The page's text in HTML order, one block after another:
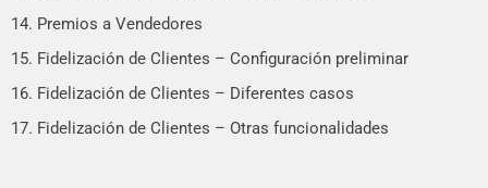
14. Premios a Vendedores
15. Fidelización de Clientes – Configuración preliminar
16. Fidelización de Clientes – Diferentes casos
17. Fidelización de Clientes – Otras funcionalidades